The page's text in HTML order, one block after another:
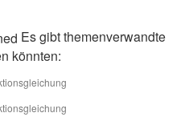
Es gibt themenverwandte
könnten: